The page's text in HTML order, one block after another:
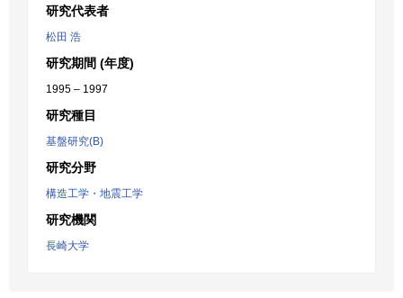
研究代表者
松田 浩
研究期間 (年度)
1995 – 1997
研究種目
基盤研究(B)
研究分野
構造工学・地震工学
研究機関
長崎大学